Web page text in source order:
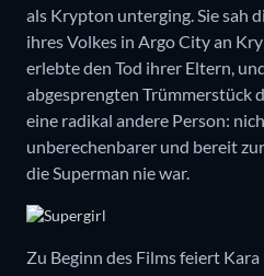
als Krypton unterging. Sie sah
ihres Volkes in Argo City an
erlebte den Tod ihrer Eltern,
abgesprengten Trümmerstück
eine radikal andere Person:
unberechenbarer und bereit
die Superman nie war.
Zu Beginn des Films feiert